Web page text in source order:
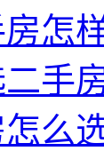
怎
手房
么选